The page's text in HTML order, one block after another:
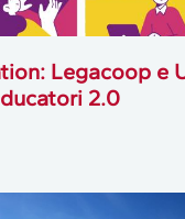
Legacoop e
2.0